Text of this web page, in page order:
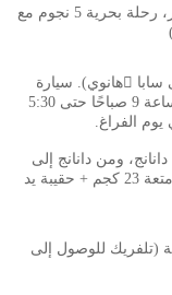
· فندق 4 نجوم مع وجبة إفطار، رحلة بحرية 5 نجوم مع
· سيارة خاصة (حافلة نوم إلى سابا هانوي). سيارة
خاصة في جولة نهارية من الساعة 9 صباحًا حتى 5:30
الفراغ.
ومن دانانج إلى
هانوي) _ الدرجة الاقتصادية. أمتعة 23 كجم + حقيبة يد
(تلفريك للوصول إلى